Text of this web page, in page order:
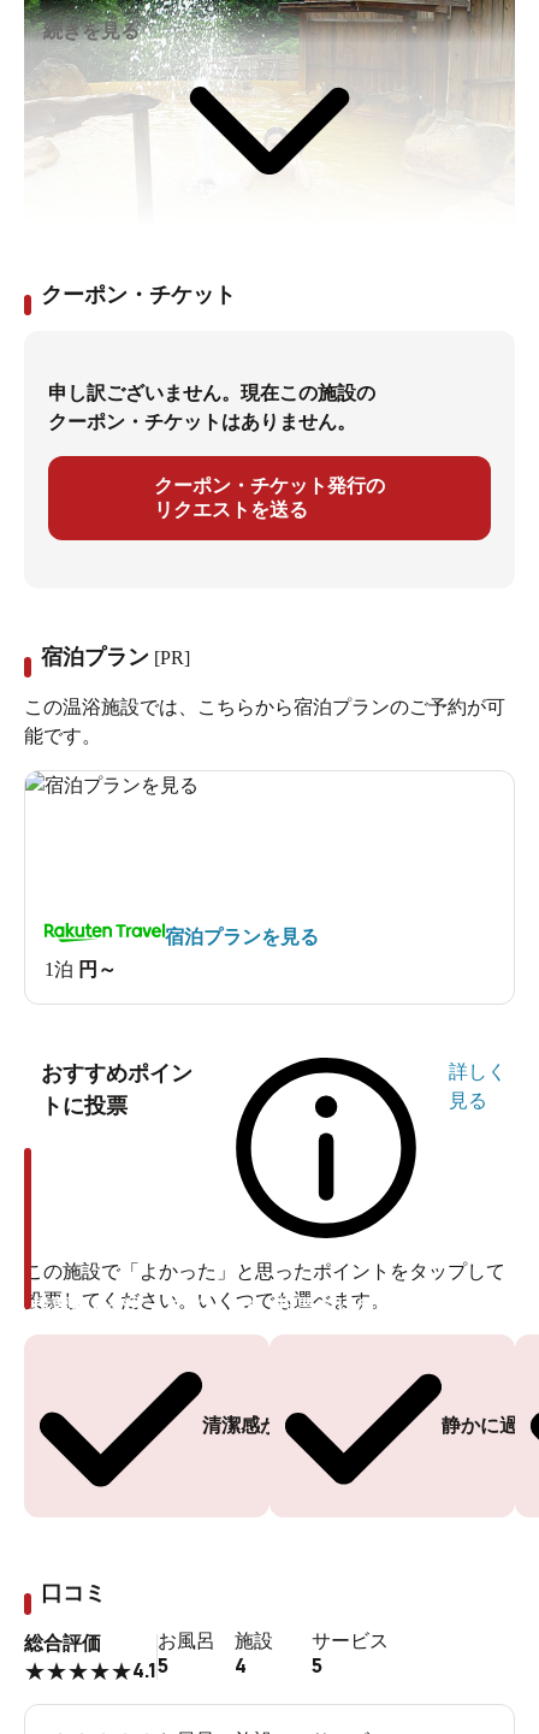
玉置豊 / 2012年10月15日作成間欠泉といえば、地面から
水蒸気とともにジョボーとかドバーンと噴出する温泉の
い。
そんなデンジャラスな間欠泉、噴き出るお湯を浴びよう
ものなら、当然全身火傷確実なのだが、山形県にある湯
ノ沢間欠泉は、なんと間欠泉なのに混浴露天風呂になっ
ているらしいのだ。
表示されないような川沿いの細い山道を、ひたすら車で
怖いなと、怖い話をするときの稲川淳二の口調を真似な
うと、油断すると来るんだな。
道沿いに流れる渓流は、イワナがよく釣れるそうです。
別れ道ごとに設置された看板を頼りに、どうにか湯ノ沢
続きを見る
クーポン・チケット
申し訳ございません。現在この施設の
クーポン・チケットはありません。
クーポン・チケット発行の
リクエストを送る
宿泊プラン [PR]
この温浴施設では、こちらから宿泊プランのご予約が可
能です。
1泊 円～
宿泊プランを見る
おすすめポイン
トに投票
詳しく
見る
この施設で「よかった」と思ったポイントをタップして
投票してください。いくつでも選べます。
清潔感がある
投票ありがとうございます
静かに過
投票ありがとうございます
口コミ
総合評価
★★★★★4.1
お風呂
5
施設
4
サービス
5